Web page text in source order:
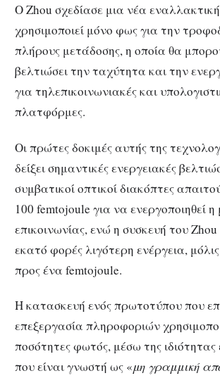
Ο Zhou σχεδίασε μια νέα
χρησιμοποιεί μόνο φως για την
πλήρους μετάδοσης, η οποία θα
βελτιώσει την ταχύτητα και την
για τηλεπικοινωνιακές και
πλατφόρμες.
Οι πρώτες δοκιμές αυτής της
δείξει σημαντικές ενεργειακές
συμβατικοί οπτικοί διακόπτες
100 femtojoule για να ενεργοποιηθεί
επικοινωνίας, ενώ η συσκευή του
εκατό φορές λιγότερη ενέργεια,
προς ένα femtojoule.
Η κατασκευή ενός πρωτοτύπου που
επεξεργασία πληροφοριών
ποσότητες φωτός, μέσω της ιδιότητας
που είναι γνωστή ως «μη γραμμική